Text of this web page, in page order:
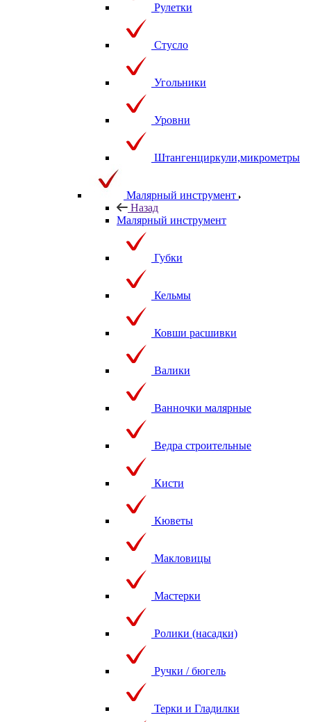
Рулетки
Стусло
Угольники
Уровни
Штангенциркули,микрометры
Малярный инструмент
Назад
Малярный инструмент
Губки
Кельмы
Ковши расшивки
Валики
Ванночки малярные
Ведра строительные
Кисти
Кюветы
Макловицы
Мастерки
Ролики (насадки)
Ручки / бюгель
Терки и Гладилки